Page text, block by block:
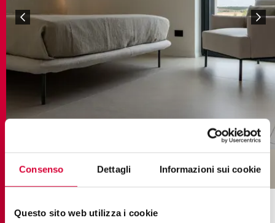
Consenso Dettagli Informazioni sui cookie
Questo sito web utilizza i cookie